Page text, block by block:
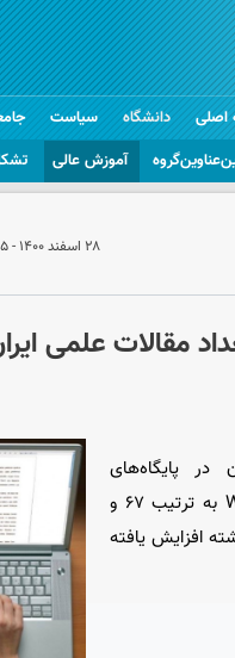
دانشگاه
آموزش عالی
سیاست
۲۸ اسفند ۱۴۰۰ - ۱۶:۱۵
تعداد مقالات علمی
در پایگاه‌های
بین‌المللی اسکوپوس و WOS به ترتیب ۶۷ و
افزایش یافته